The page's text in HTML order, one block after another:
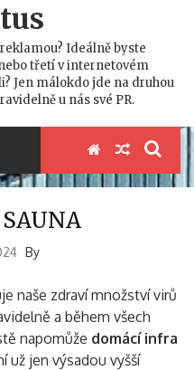
Ideálně byste
třetí v internetovém
Jen málokdo jde na druhou
u nás své PR.
By
naše zdraví množství virů
a během všech
napomůže domácí infra
už jen výsadou vyšší